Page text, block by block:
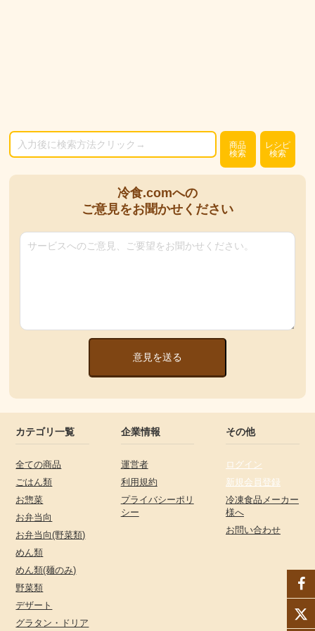
商品
検索
レシピ
検索
冷食.comへの
ご意見をお聞かせください
意見を送る
カテゴリ一覧
全ての商品
ごはん類
お惣菜
お弁当向
お弁当向(野菜類)
めん類
めん類(麺のみ)
野菜類
デザート
グラタン・ドリア
企業情報
運営者
利用規約
プライバシーポリ
シー
その他
ログイン
新規会員登録
冷凍食品メーカー
様へ
お問い合わせ